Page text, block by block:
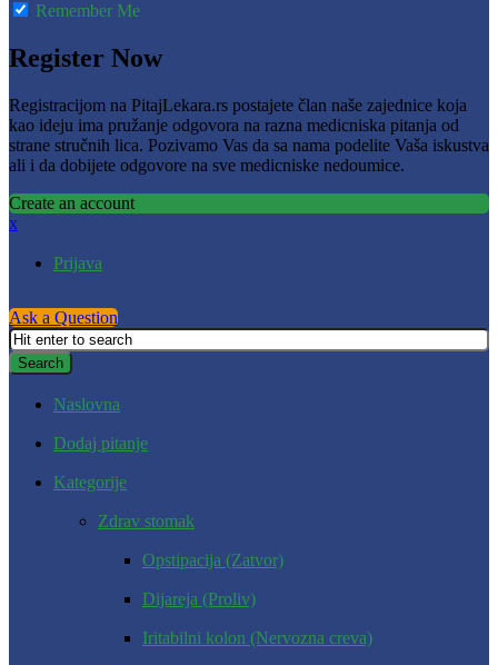
Remember Me
Register Now
Registracijom na PitajLekara.rs postajete član naše zajednice koja
kao ideju ima pružanje odgovora na razna medicniska pitanja od
strane stručnih lica. Pozivamo Vas da sa nama podelite Vaša iskustva
ali i da dobijete odgovore na sve medicniske nedoumice.
Create an account
x
Prijava
Ask a Question
Naslovna
Dodaj pitanje
Kategorije
Zdrav stomak
Opstipacija (Zatvor)
Dijareja (Proliv)
Iritabilni kolon (Nervozna creva)